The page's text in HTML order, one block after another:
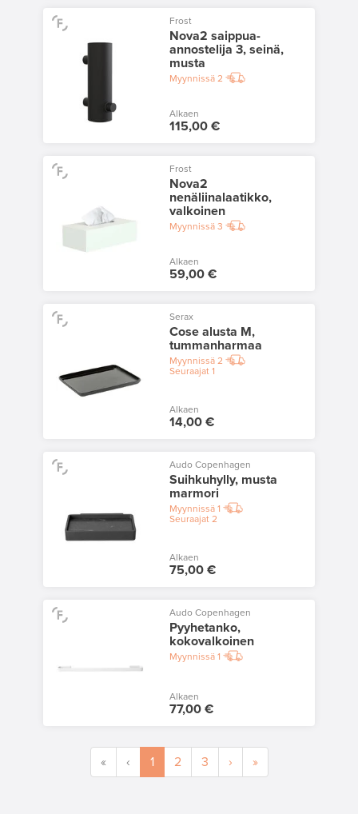
Frost
Nova2 saippua-
annostelija 3, seinä,
musta
Myynnissä2
Alkaen
115,00 €
Frost
Nova2
nenäliinalaatikko,
valkoinen
Myynnissä3
Alkaen
59,00 €
Serax
Cose alusta M,
tummanharmaa
Myynnissä2
Seuraajat1
Alkaen
14,00 €
Audo Copenhagen
Suihkuhylly, musta
marmori
Myynnissä1
Seuraajat2
Alkaen
75,00 €
Audo Copenhagen
Pyyhetanko,
kokovalkoinen
Myynnissä1
Alkaen
77,00 €
« ‹ 1 2 3 › »